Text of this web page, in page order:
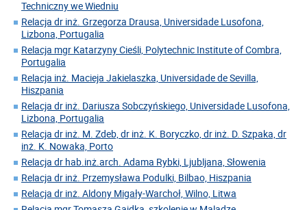
Techniczny we Wiedniu
Relacja dr inż. Grzegorza Drausa, Universidade Lusofona,
Lizbona, Portugalia
Relacja mgr Katarzyny Cieśli, Polytechnic Institute of Combra,
Portugalia
Relacja inż. Macieja Jakielaszka, Universidade de Sevilla,
Hiszpania
Relacja dr inż. Dariusza Sobczyńskiego, Universidade Lusofona,
Lizbona, Portugalia
Relacja dr inż. M. Zdeb, dr inż. K. Boryczko, dr inż. D. Szpaka, dr
inż. K. Nowaka, Porto
Relacja dr hab.inż.arch. Adama Rybki, Ljubljana, Słowenia
Relacja dr inż. Przemysława Podulki, Bilbao, Hiszpania
Relacja dr inż. Aldony Migały-Warchoł, Wilno, Litwa